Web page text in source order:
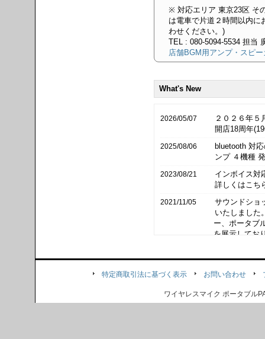
※ 対応エリア 東京23区 そ
は電車で片道２時間以内に
わせください。)
TEL : 080-5094-5534 担当
店舗BGM用アンプ・スピ
What's New
2026/05/07
２０２６年５
開店18周年
2025/08/06
bluetooth 対
ンプ ４機種
2023/08/21
インボイス対
詳しくはこち
2021/11/05
サウンドショ
いたしました
ー、ポータブ
を展示してお
た。
BOSE
2020/01/16
BOSE
た。
特定商取引法に基づく表示 お問い合わせ
ワイヤレスマイク ポータブル